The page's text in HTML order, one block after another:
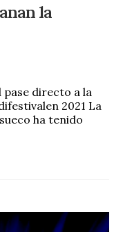
la
pase directo a la
2021 La
ha tenido